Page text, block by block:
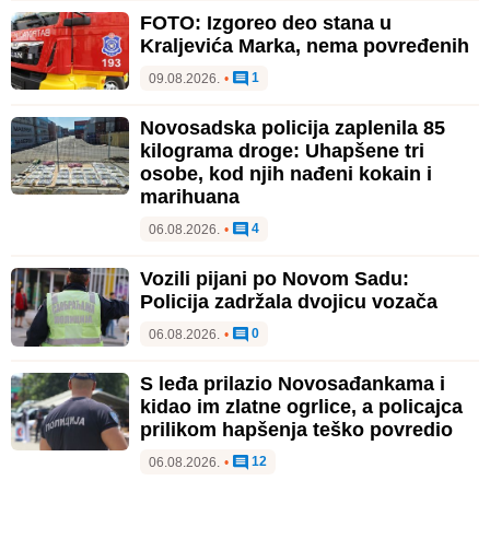
FOTO: Izgoreo deo stana u
Kraljevića Marka, nema povređenih
09.08.2026. • 1
Novosadska policija zaplenila 85
kilograma droge: Uhapšene tri
osobe, kod njih nađeni kokain i
marihuana
06.08.2026. • 4
Vozili pijani po Novom Sadu:
Policija zadržala dvojicu vozača
06.08.2026. • 0
S leđa prilazio Novosađankama i
kidao im zlatne ogrlice, a policajca
prilikom hapšenja teško povredio
06.08.2026. • 12